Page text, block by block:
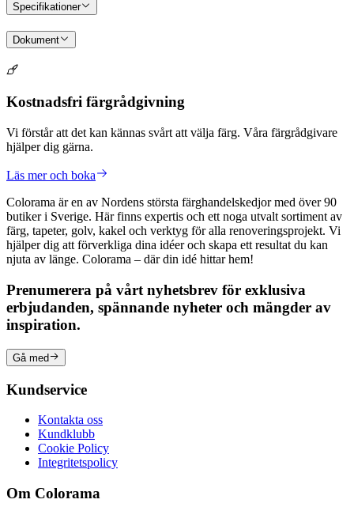
Specifikationer
Dokument
Kostnadsfri färgrådgivning
Vi förstår att det kan kännas svårt att välja färg. Våra färgrådgivare
hjälper dig gärna.
Läs mer och boka
Colorama är en av Nordens största färghandelskedjor med över 90
butiker i Sverige. Här finns expertis och ett noga utvalt sortiment av
färg, tapeter, golv, kakel och verktyg för alla renoveringsprojekt. Vi
hjälper dig att förverkliga dina idéer och skapa ett resultat du kan
njuta av länge. Colorama – där din idé hittar hem!
Prenumerera på vårt nyhetsbrev för exklusiva
erbjudanden, spännande nyheter och mängder av
inspiration.
Gå med
Kundservice
Kontakta oss
Kundklubb
Cookie Policy
Integritetspolicy
Om Colorama